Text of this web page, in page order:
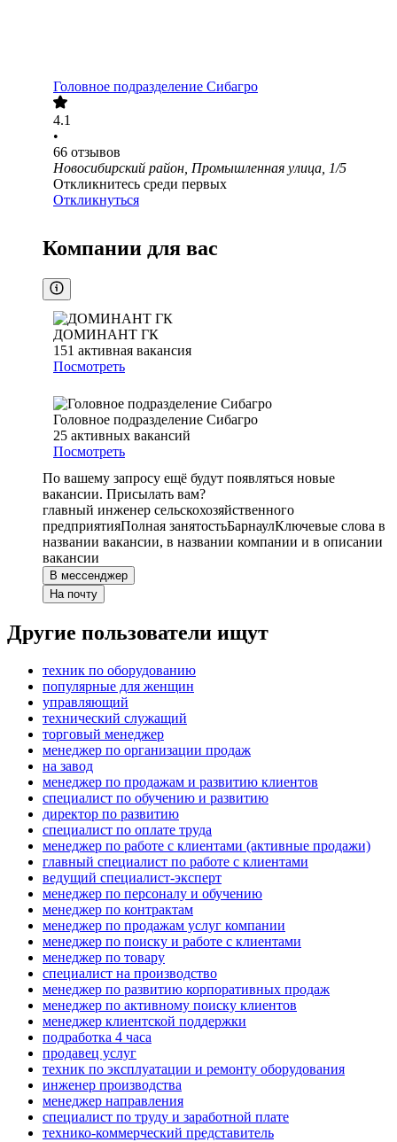
Головное подразделение Сибагро
4.1
•
66 отзывов
Новосибирский район, Промышленная улица, 1/5
Откликнитесь среди первых
Откликнуться
Компании для вас
ДОМИНАНТ ГК
151 активная вакансия
Посмотреть
Головное подразделение Сибагро
25 активных вакансий
Посмотреть
По вашему запросу ещё будут появляться новые
вакансии. Присылать вам?
главный инженер сельскохозяйственного
предприятияПолная занятостьБарнаулКлючевые слова в
названии вакансии, в названии компании и в описании
вакансии
В мессенджер
На почту
Другие пользователи ищут
техник по оборудованию
популярные для женщин
управляющий
технический служащий
торговый менеджер
менеджер по организации продаж
на завод
менеджер по продажам и развитию клиентов
специалист по обучению и развитию
директор по развитию
специалист по оплате труда
менеджер по работе с клиентами (активные продажи)
главный специалист по работе с клиентами
ведущий специалист-эксперт
менеджер по персоналу и обучению
менеджер по контрактам
менеджер по продажам услуг компании
менеджер по поиску и работе с клиентами
менеджер по товару
специалист на производство
менеджер по развитию корпоративных продаж
менеджер по активному поиску клиентов
менеджер клиентской поддержки
подработка 4 часа
продавец услуг
техник по эксплуатации и ремонту оборудования
инженер производства
менеджер направления
специалист по труду и заработной плате
технико-коммерческий представитель